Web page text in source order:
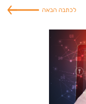
לכתבה הבאה